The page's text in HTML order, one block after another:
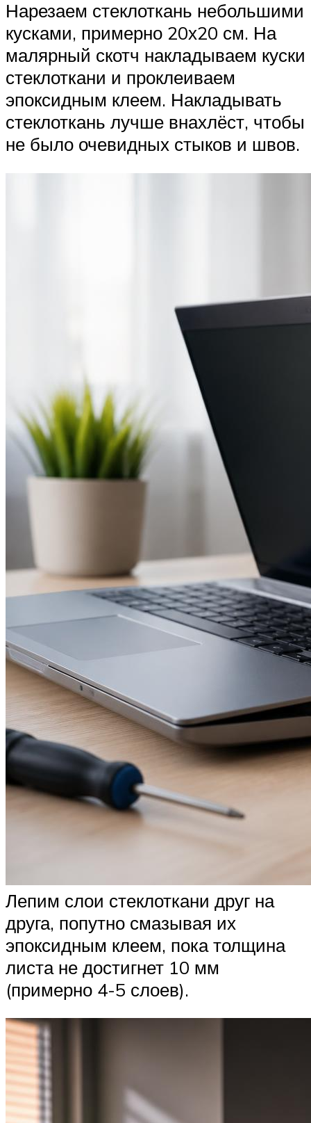
Нарезаем стеклоткань небольшими
кусками, примерно 20х20 см. На
малярный скотч накладываем куски
стеклоткани и проклеиваем
эпоксидным клеем. Накладывать
стеклоткань лучше внахлёст, чтобы
не было очевидных стыков и швов.
Лепим слои стеклоткани друг на
друга, попутно смазывая их
эпоксидным клеем, пока толщина
листа не достигнет 10 мм
(примерно 4-5 слоев).